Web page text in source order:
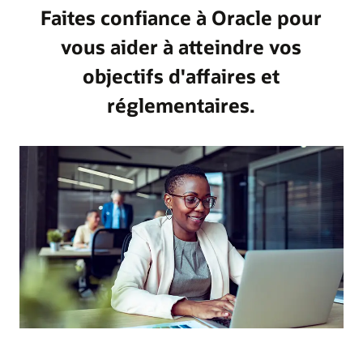
Faites confiance à Oracle pour
vous aider à atteindre vos
objectifs d'affaires et
réglementaires.